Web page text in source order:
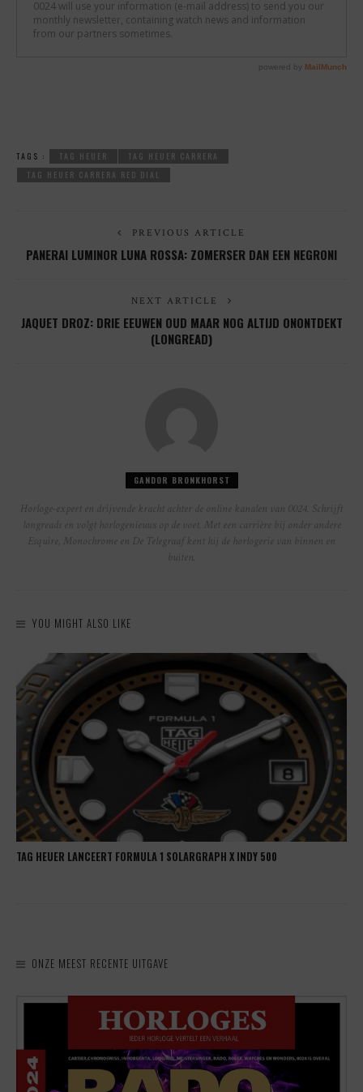
TAGS : TAG HEUER
TAG HEUER CARRERA
TAG HEUER CARRERA RED DIAL
PREVIOUS ARTICLE
PANERAI LUMINOR LUNA ROSSA: ZOMERSER DAN EEN NEGRONI
NEXT ARTICLE
JAQUET DROZ: DRIE EEUWEN OUD MAAR NOG ALTIJD ONONTDEKT
(LONGREAD)
GANDOR BRONKHORST
Horloge-expert en drijvende kracht achter de online kanalen van 0024. Schrijft
longreads en volgt horlogenieuws op de voet. Met een carrière bij onder andere
Esquire, Monochrome en De Telegraaf kent hij de horlogerie van binnen en
buiten.
YOU MIGHT ALSO LIKE
TAG HEUER LANCEERT FORMULA 1 SOLARGRAPH X INDY 500
ONZE MEEST RECENTE UITGAVE